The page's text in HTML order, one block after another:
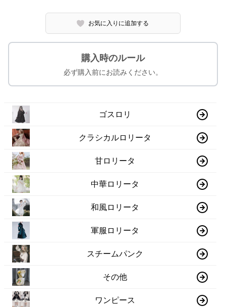
お気に入りに追加する
購入時のルール
必ず購入前にお読みください。
ゴスロリ
クラシカルロリータ
甘ロリータ
中華ロリータ
和風ロリータ
軍服ロリータ
スチームパンク
その他
ワンピース